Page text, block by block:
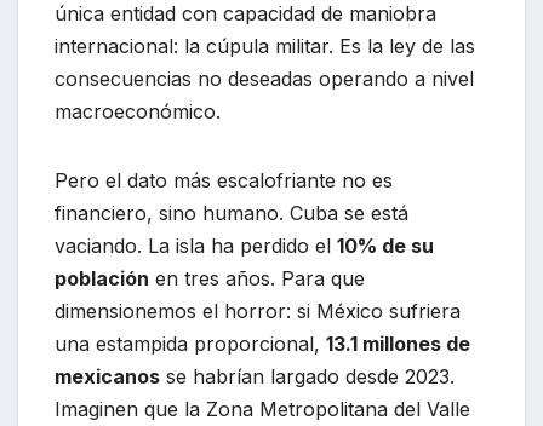
única entidad con capacidad de maniobra
internacional: la cúpula militar. Es la ley de las
consecuencias no deseadas operando a nivel
macroeconómico.
Pero el dato más escalofriante no es
financiero, sino humano. Cuba se está
vaciando. La isla ha perdido el 10% de su
población en tres años. Para que
dimensionemos el horror: si México sufriera
una estampida proporcional, 13.1 millones de
mexicanos se habrían largado desde 2023.
Imaginen que la Zona Metropolitana del Valle